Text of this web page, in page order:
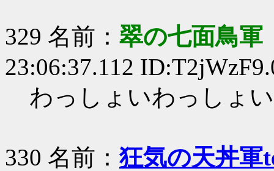
329 名前： 翠の七面鳥
23:06:37.112
わっしょいわっしょい
330 名前：狂気の天丼軍